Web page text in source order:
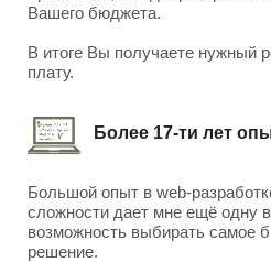
Вашего бюджета.
В итоге Вы получаете нужный
плату.
Более 17-ти лет
Большой опыт в web-
сложности дает мне ещё одну
возможность выбирать самое
решение.